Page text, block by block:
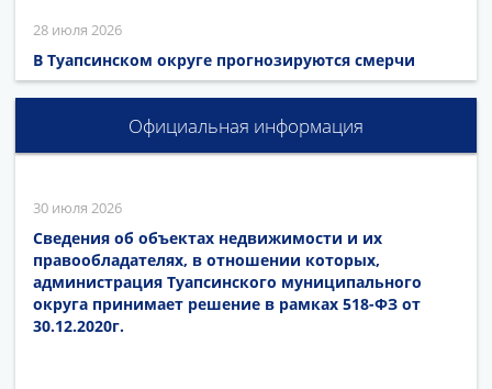
28 июля 2026
В Туапсинском округе прогнозируются смерчи
Официальная информация
30 июля 2026
Сведения об объектах недвижимости и их
правообладателях, в отношении которых,
администрация Туапсинского муниципального
округа принимает решение в рамках 518-ФЗ от
30.12.2020г.